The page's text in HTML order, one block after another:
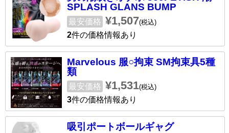
SPLASH GLANS BUMP
最安価格 ¥1,507(税込)
2件の価格情報あり
Marvelous 服○拘束 SM拘束具5種
類
最安価格 ¥1,531(税込)
3件の価格情報あり
吸引ポートボールギャグ